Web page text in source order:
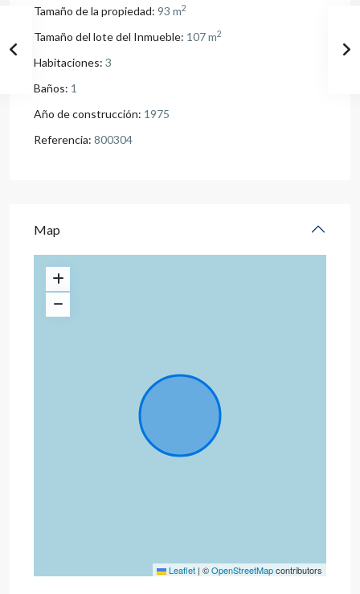
Tamaño de la propiedad: 93 m2
Tamaño del lote del Inmueble: 107 m2
Habitaciones: 3
Baños: 1
Año de construcción: 1975
Referencia: 800304
Map
Leaflet | ©OpenStreetMapcontributors